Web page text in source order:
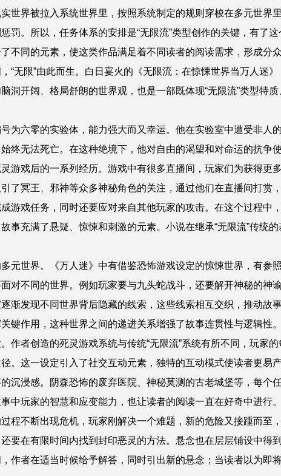
世界被拉入系统世界里，按照系统制定的规则穿梭在多元世界
罚。所以，任务体系的安排是“无限流”类型创作的关键，有了
不同的元素，使这类作品满足着不同读者的阅读需求，形成分
“无限”由此而生。白日宴火的《无限流：在惊悚世界当万人迷》
洞开阔、格局舒朗的世界观，也是一部既体现“无限流”类型特
为六零的实验体，能力强大而又幸运。他在实验室中遭受非人
终无法死亡。在这种绝境下，他对自由的渴望和对命运的抗争
游戏后的一系列经历。游戏中有很多直播间，玩家们为获得更
了冥王、邪神等众多神秘角色的关注，通过他们在直播间打赏
游戏任务，同时还要应对来自其他玩家的攻击。在这个过程中
事充满了悬疑、惊悚和刺激的元素。小说在继承“无限流”传统
元世界。《万人迷》中有借鉴恐怖游戏设定的惊悚世界，有参
对不同的世界。例如玩家要与九头蛇战斗，还要解开神秘的神
渐发现不同世界背后隐藏的线索，这些线索相互交织，推动故
键作用，这种世界之间的递进关系增强了故事连贯性与逻辑性。
作者创造的死灵游戏系统与传统“无限流”系统有所不同，玩家
。这一设定引入了社交互动元素，独特的互动模式使读者更易
沉浸感。阴森恐怖的废弃医院、神秘莫测的古老城堡等，每个
中玩家的智慧和应变能力，也让读者的阅读一直在好奇中进行。
程不断出现危机，玩家刚解决一个难题，新的危险又接踵而至
要在有限时间内找到封印恶灵的方法。悬念也在层层铺设中得
作者在适当时候给予解答，同时引出新的悬念；当读者以为即